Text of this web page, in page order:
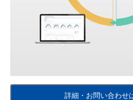
詳細・お問い合わせ